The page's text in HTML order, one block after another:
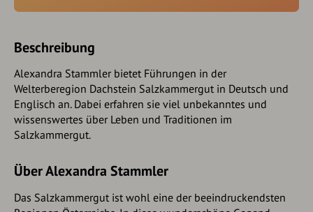
Beschreibung
Alexandra Stammler bietet Führungen in der
Welterberegion Dachstein Salzkammergut in Deutsch und
Englisch an. Dabei erfahren sie viel unbekanntes und
wissenswertes über Leben und Traditionen im
Salzkammergut.
Über Alexandra Stammler
Das Salzkammergut ist wohl eine der beeindruckendsten